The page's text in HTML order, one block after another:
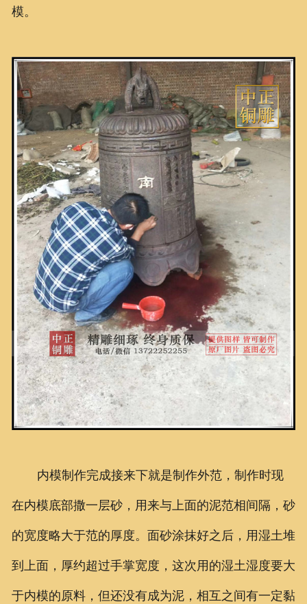
模。
内模制作完成接来下就是制作外范，制作时现
在内模底部撒一层砂，用来与上面的泥范相间隔，砂
的宽度略大于范的厚度。面砂涂抹好之后，用湿土堆
到上面，厚约超过手掌宽度，这次用的湿土湿度要大
于内模的原料，但还没有成为泥，相互之间有一定黏